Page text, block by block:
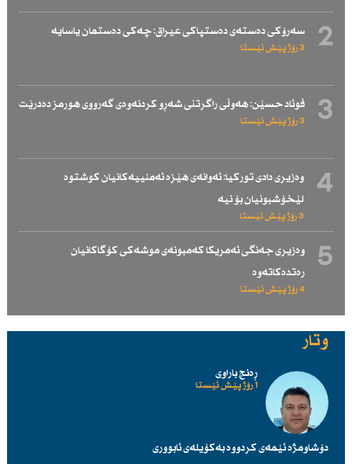
2 سەرۆكی دەستەی دەستپاكی عیراق: چەكی دەستمان یاسایە
3 رۆژ پێش ئێستا
3 فوئاد حسێن: هەوڵی راگرتنی شەڕو كردنەوەی گەرووی هورمز دەدرێت
3 رۆژ پێش ئێستا
4
وەزیری دادی توركیا: ئەوانەی هێزە ئەمنییەكانیان كوشتوە
لێخۆشبونیان بۆ نیە
3 رۆژ پێش ئێستا
5
وەزیری جەنگی ئەمریكا كەمبونەی موشەكی كۆگاكانیان
رەتدەكاتەوە
4 رۆژ پێش ئێستا
وتار
ڕەنج باراوی
1 رۆژ پێش ئێستا
دۆشاومژە ئێمەی کردووە بەکۆیلەی ئابووری